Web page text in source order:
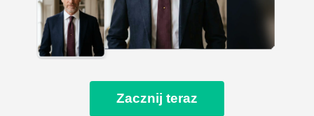
Zacznij teraz